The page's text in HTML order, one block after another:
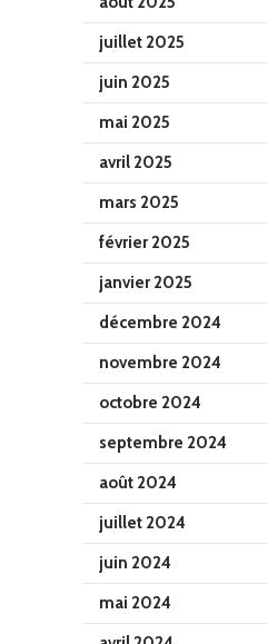
juillet 2025
juin 2025
mai 2025
avril 2025
mars 2025
février 2025
janvier 2025
décembre 2024
novembre 2024
octobre 2024
septembre 2024
août 2024
juillet 2024
juin 2024
mai 2024